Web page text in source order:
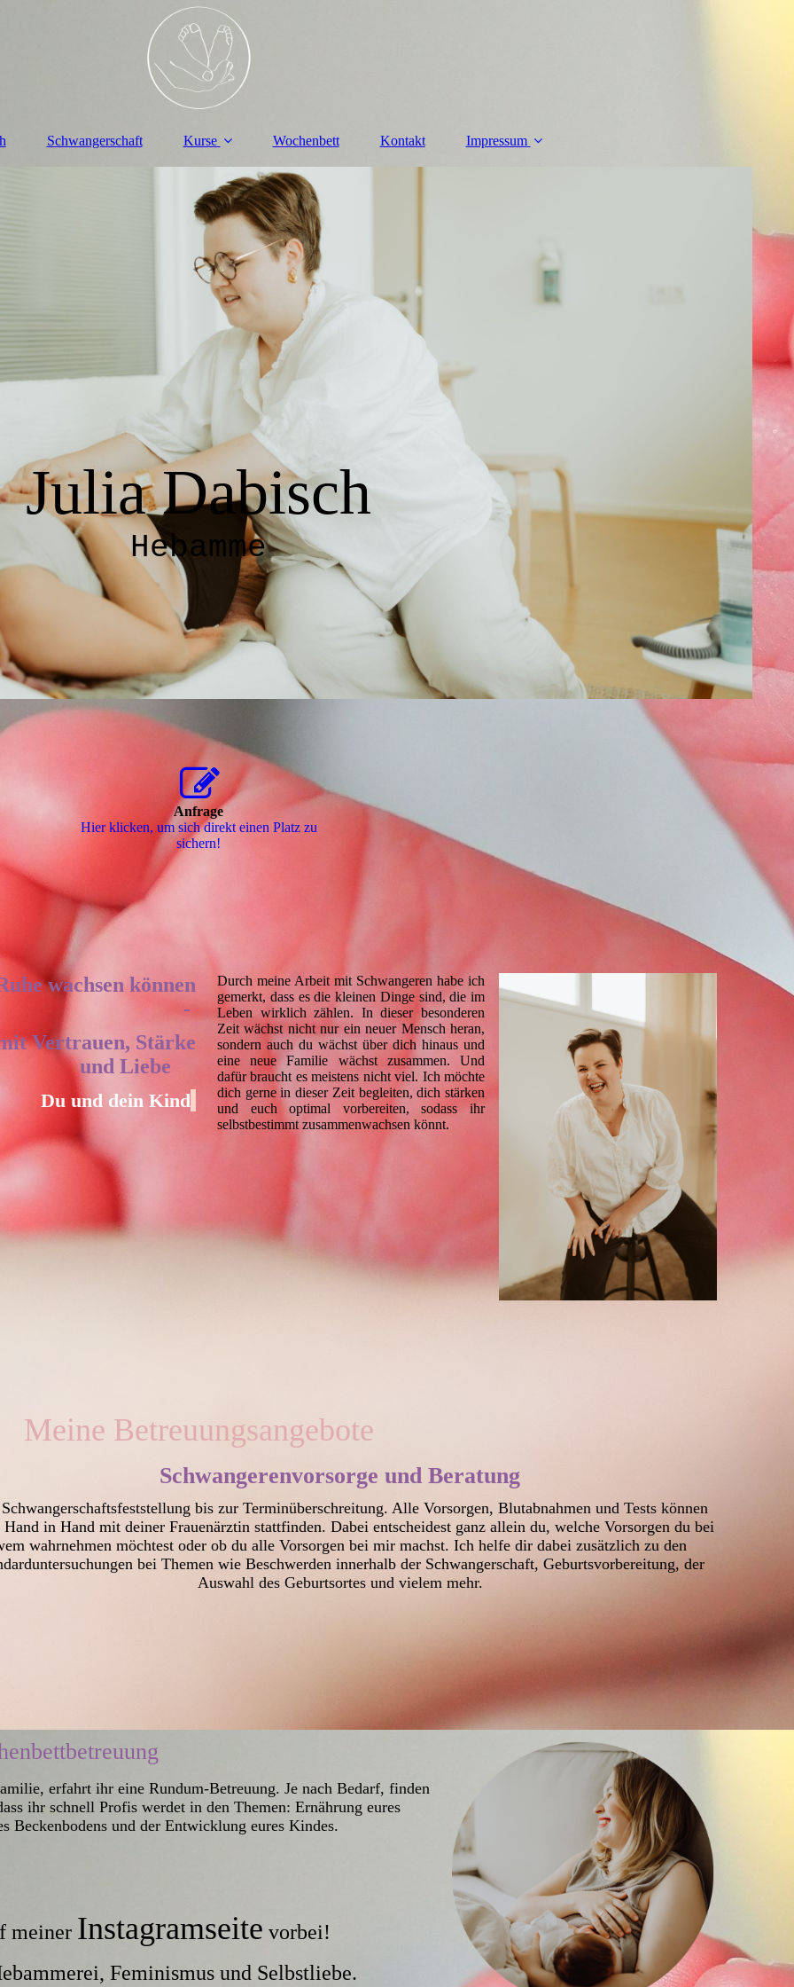
Schwangerschaft Kurse Wochenbett Kontakt Impressum
Julia Dabisch
Hebamme
Anfrage
Hier klicken, um sich direkt einen Platz zu
sichern!
wachsen können
-
Vertrauen, Stärke
und Liebe
Du und dein Kind
Durch meine Arbeit mit Schwangeren habe ich
gemerkt, dass es die kleinen Dinge sind, die im
Leben wirklich zählen. In dieser besonderen
Zeit wächst nicht nur ein neuer Mensch heran,
sondern auch du wächst über dich hinaus und
eine neue Familie wächst zusammen. Und
dafür braucht es meistens nicht viel. Ich möchte
dich gerne in dieser Zeit begleiten, dich stärken
und euch optimal vorbereiten, sodass ihr
selbstbestimmt zusammenwachsen könnt.
Meine Betreuungsangebote
Schwangerenvorsorge und Beratung
bis zur Terminüberschreitung. Alle Vorsorgen, Blutabnahmen und Tests können
Hand in Hand mit deiner Frauenärztin stattfinden. Dabei entscheidest ganz allein du, welche Vorsorgen du bei
wahrnehmen möchtest oder ob du alle Vorsorgen bei mir machst. Ich helfe dir dabei zusätzlich zu den
bei Themen wie Beschwerden innerhalb der Schwangerschaft, Geburtsvorbereitung, der
Auswahl des Geburtsortes und vielem mehr.
erfahrt ihr eine Rundum-Betreuung. Je nach Bedarf, finden
ihr schnell Profis werdet in den Themen: Ernährung eures
Beckenbodens und der Entwicklung eures Kindes.
meiner Instagramseite vorbei!
Feminismus und Selbstliebe.